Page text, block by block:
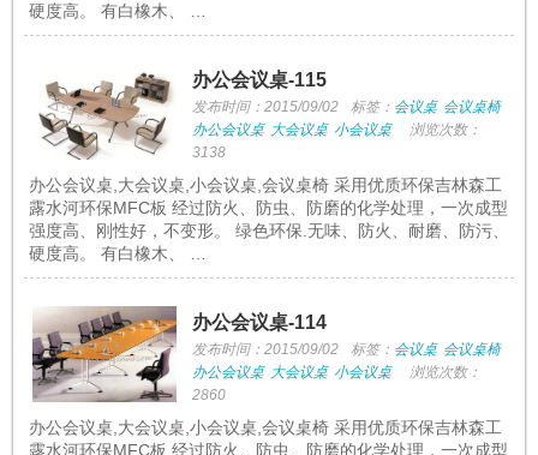
硬度高。 有白橡木、 …
办公会议桌-115
发布时间：2015/09/02 标签： 会议桌 会议桌椅
办公会议桌 大会议桌 小会议桌
浏览次数：
3138
办公会议桌,大会议桌,小会议桌,会议桌椅 采用优质环保吉林森工
露水河环保MFC板 经过防火、防虫、防磨的化学处理，一次成型
强度高、刚性好，不变形。 绿色环保.无味、防火、耐磨、防污、
硬度高。 有白橡木、 …
办公会议桌-114
发布时间：2015/09/02 标签： 会议桌 会议桌椅
办公会议桌 大会议桌 小会议桌
浏览次数：
2860
办公会议桌,大会议桌,小会议桌,会议桌椅 采用优质环保吉林森工
露水河环保MFC板 经过防火、防虫、防磨的化学处理，一次成型